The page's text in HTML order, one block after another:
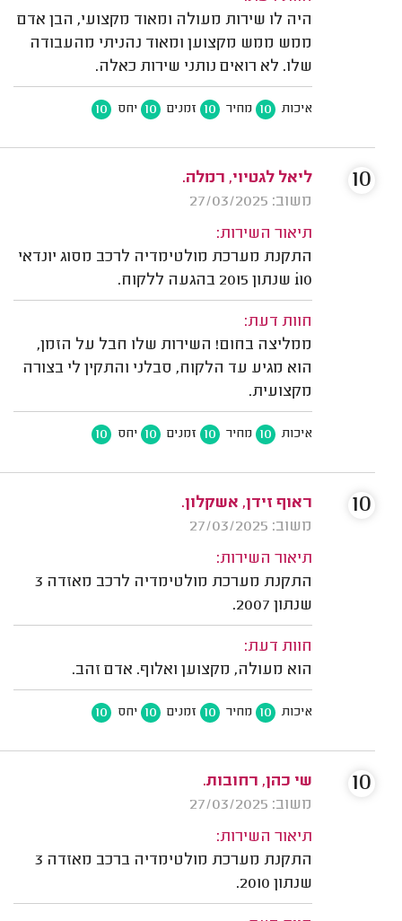
היה לו שירות מעולה ומאוד מקצועי, הבן אדם
ממש ממש מקצוען ומאוד נהניתי מהעבודה
שלו. לא רואים נותני שירות כאלה.
איכות 10 מחיר 10 זמנים 10 יחס 10
ליאל לגטיוי, רמלה.
משוב: 27/03/2025
תיאור השירות:
התקנת מערכת מולטימדיה לרכב מסוג יונדאי
i10 שנתון 2015 בהגעה ללקוח.
חוות דעת:
ממליצה בחום! השירות שלו חבל על הזמן,
הוא מגיע עד הלקוח, סבלני והתקין לי בצורה
מקצועית.
איכות 10 מחיר 10 זמנים 10 יחס 10
10
ראוף זידן, אשקלון.
משוב: 27/03/2025
תיאור השירות:
התקנת מערכת מולטימדיה לרכב מאזדה 3
שנתון 2007.
חוות דעת:
הוא מעולה, מקצוען ואלוף. אדם זהב.
איכות 10 מחיר 10 זמנים 10 יחס 10
10
שי כהן, רחובות.
משוב: 27/03/2025
תיאור השירות:
התקנת מערכת מולטימדיה ברכב מאזדה 3
שנתון 2010.
10